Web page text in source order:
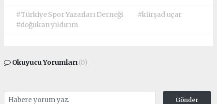
#Türkiye Spor Yazarları Derneği
#kürşad uçar
#doğukan yıldırım
Okuyucu Yorumları(0)
Gönder